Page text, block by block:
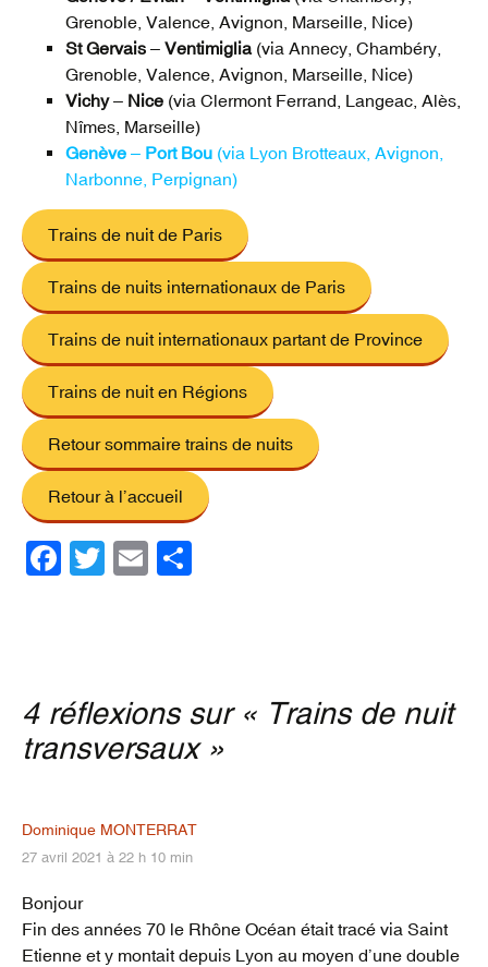
Grenoble, Valence, Avignon, Marseille, Nice)
St Gervais – Ventimiglia(via Annecy, Chambéry,
Grenoble, Valence, Avignon, Marseille, Nice)
Vichy– Nice (via Clermont Ferrand, Langeac, Alès,
Nîmes, Marseille)
Genève – Port Bou (via Lyon Brotteaux, Avignon,
Narbonne, Perpignan)
Trains de nuit de Paris
Trains de nuits internationaux de Paris
Trains de nuit internationaux partant de Province
Trains de nuit en Régions
Retour sommaire trains de nuits
Retour à l’accueil
F
b
o
o
T
E
er
4 réflexions sur « Trains de nuit
transversaux»
Dominique MONTERRAT
27 avril 2021 à 22 h 10 min
Bonjour
Fin des années 70 le Rhône Océan était tracé via Saint
Etienne et y montait depuis Lyon au moyen d’une double